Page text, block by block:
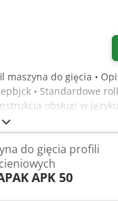
maszyna do gięcia •
• Standardowe
obsługi w
stal Szyna: 60 x 10 mm
rozmiar: 70 x 2 (1200
• Średnica rolki - top:
730 x 830 x 1350
do gięcia profili
APK 50